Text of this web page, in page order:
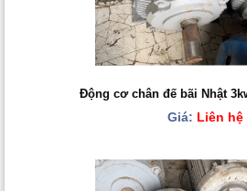
Động cơ chân đế bãi Nhật
Giá: Liên hệ